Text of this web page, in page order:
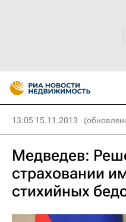
13:05 15.11.2013
Медведев:
страховании
стихийных